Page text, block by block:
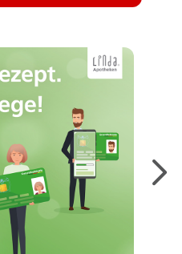
Sie die
Informationen
und zu den
E-Rezepte
erfahren